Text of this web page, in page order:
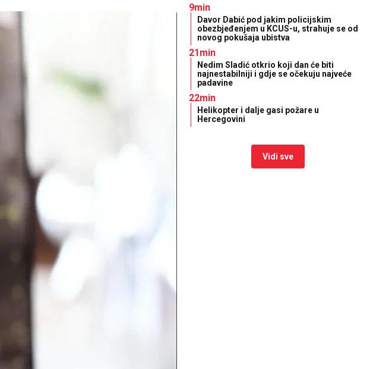
9min
Davor Dabić pod jakim policijskim
obezbjeđenjem u KCUS-u, strahuje se od
novog pokušaja ubistva
21min
Nedim Sladić otkrio koji dan će biti
najnestabilniji i gdje se očekuju najveće
padavine
22min
Helikopter i dalje gasi požare u
Hercegovini
Vidi sve